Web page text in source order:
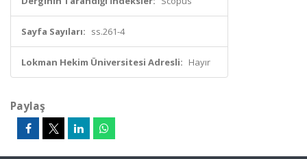
Sayfa Sayıları: ss.261-4
Lokman Hekim Üniversitesi Adresli: Hayır
Paylaş